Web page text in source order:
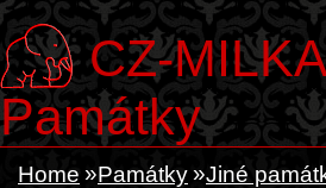
CZ-MILKA
Památky
Home Památky Jiné